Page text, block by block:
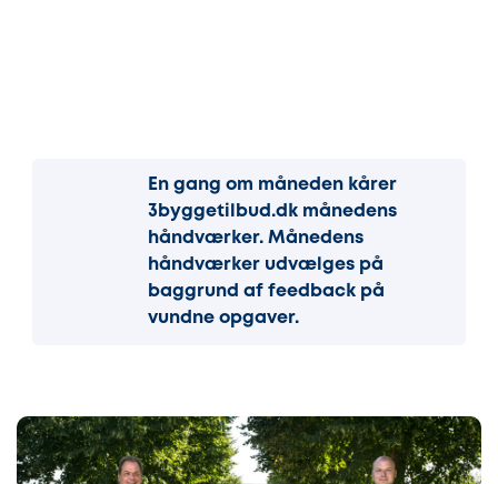
En gang om måneden kårer
3byggetilbud.dk månedens
håndværker. Månedens
håndværker udvælges på
baggrund af feedback på
vundne opgaver.